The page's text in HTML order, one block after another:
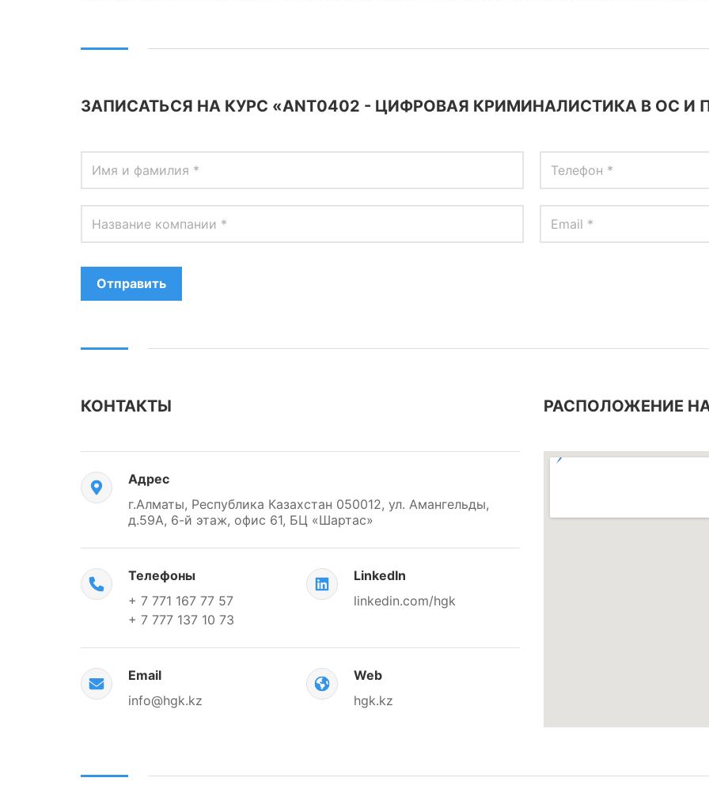
ЗАПИСАТЬСЯ НА КУРС «ANT0402 - ЦИФРОВАЯ КРИМИНАЛИСТИКА В ОС И
Отправить
КОНТАКТЫ
Адрес
г.Алматы, Республика Казахстан 050012, ул. Амангельды,
д.59А, 6-й этаж, офис 61, БЦ «Шартас»
Телефоны
+ 7 771 167 77 57
+ 7 777 137 10 73
LinkedIn
linkedin.com/hgk
Email
info@hgk.kz
Web
hgk.kz
РАСПОЛОЖЕНИЕ